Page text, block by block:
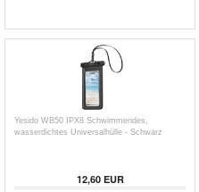
Yesido WB50 IPX8 Schwimmendes,
wasserdichtes Universalhülle - Schwarz
12,60EUR